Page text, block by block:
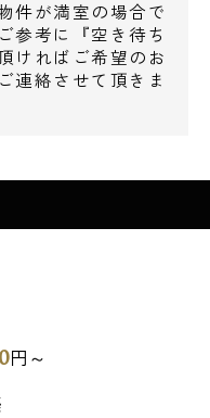
件が満室の場合で
参考に『空き待ち
ければご希望のお
連絡させて頂きま
円～
529
せ